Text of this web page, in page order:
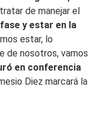
de manejar el
y estar en la
estar, lo
de nosotros, vamos
en conferencia
Diez marcará la